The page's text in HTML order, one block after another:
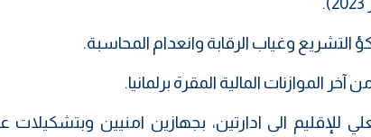
وغياب الرقابة وانعدام المحاسبة.
الموازنات المالية المقرة برلمانيا.
للإقليم الى ادارتين، بجهازين امنيين